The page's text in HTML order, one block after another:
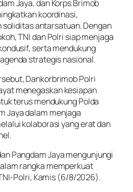
Jaya, dan Korps Brimob
koordinasi,
antarsatuan. Dengan
TNI dan Polri siap menjaga
serta mendukung
strategis nasional.
Dankorbrimob Polri
menegaskan kesiapan
terus mendukung Polda
Jaya dalam menjaga
kolaborasi yang erat dan
Pangdam Jaya mengunjungi
rangka memperkuat
Polri, Kamis (6/8/2026).